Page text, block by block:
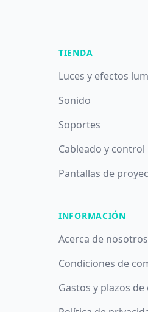
TIENDA
Luces y efectos
Sonido
Soportes
Cableado y control
Pantallas de
INFORMACIÓN
Acerca de nosotros
Condiciones de
Gastos y plazos de